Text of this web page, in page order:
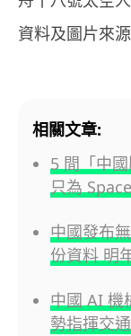
資料及圖片來源
相關文章:
5 間「中
只為
中國發布
份資料 明
中國 AI 機
勢指揮交